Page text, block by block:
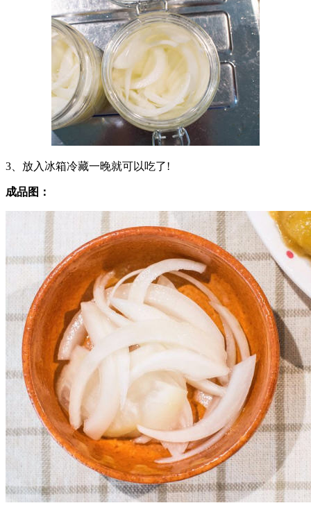
3、放入冰箱冷藏一晚就可以吃了!
成品图：